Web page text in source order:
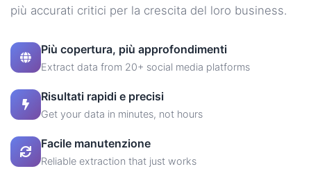
più accurati critici per la crescita del loro business.
Più copertura, più approfondimenti
Extract data from 20+ social media platforms
Risultati rapidi e precisi
Get your data in minutes, not hours
Facile manutenzione
Reliable extraction that just works